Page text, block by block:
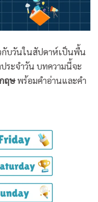
กับวันในสัปดาห์เป็นพื้น
ระจำวัน บทความนี้จะ
ฤษพร้อมคำอ่านและคำ